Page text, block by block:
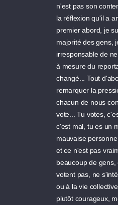
n'est pas son
la réflexion qu'il a
premier abord, je
majorité des gens,
irresponsable de
à mesure du
changé... Tout
remarquer la
chacun de nous
vote... Tu votes,
c'est mal, tu es un
mauvaise
et ce n'est pas
beaucoup de
votent pas, ne
ou à la vie
plutôt courageux,